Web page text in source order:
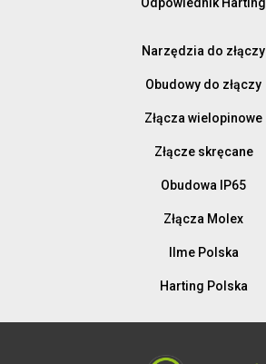
Narzędzia do złączy
Obudowy do złączy
Złącza wielopinowe
Złącze skręcane
Obudowa IP65
Złącza Molex
Ilme Polska
Harting Polska